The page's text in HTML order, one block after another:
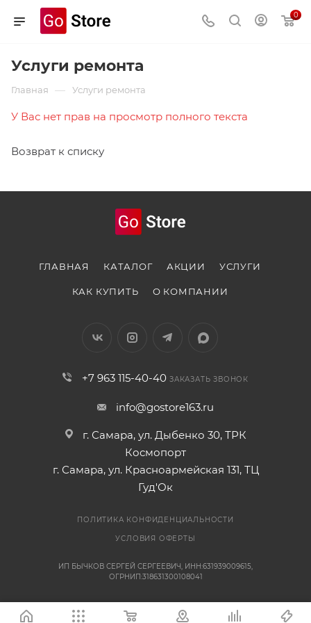
0
Услуги ремонта
Главная — Услуги ремонта
У Вас нет прав на просмотр полного текста
Возврат к списку
ГЛАВНАЯ КАТАЛОГ АКЦИИ УСЛУГИ
КАК КУПИТЬ О КОМПАНИИ
+7 963 115-40-40 ЗАКАЗАТЬ ЗВОНОК
info@gostore163.ru
г. Самара, ул. Дыбенко 30, ТРК
Космопорт
г. Самара, ул. Красноармейская 131, ТЦ
Гуд'Ок
ПОЛИТИКА КОНФИДЕНЦИАЛЬНОСТИ
УСЛОВИЯ ОФЕРТЫ
ИП БЫЧКОВ СЕРГЕЙ СЕРГЕЕВИЧ, ИНН:631939009615,
ОГРНИП:318631300108041